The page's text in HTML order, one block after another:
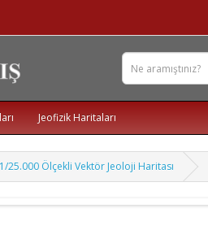
Jeofizik Haritaları
25.000 Ölçekli Vektör Jeoloji Haritası